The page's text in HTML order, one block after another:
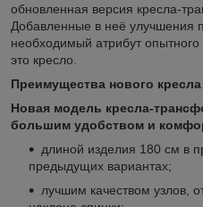
обновленная версия кресла-
Добавленные в неё улучшения
необходимый атрибут
это кресло.
Преимущества нового кресла
Новая модель кресла-
большим удобством и
длиной изделия 180 см в
предыдущих вариантах;
лучшим качеством узлов,